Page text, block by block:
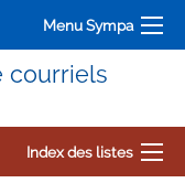
Menu Sympa
courriels
Index des listes